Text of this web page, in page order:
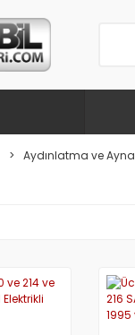
Aydınlatma ve Ayna